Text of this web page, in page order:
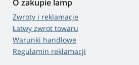
O zakupie lamp
Zwroty i reklamacje
Łatwy zwrot towaru
Warunki handlowe
Regulamin reklamacji